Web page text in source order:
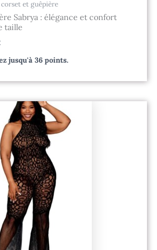
corset et guêpière
Sabrya : élégance et confort
taille
jusqu'à 36 points.